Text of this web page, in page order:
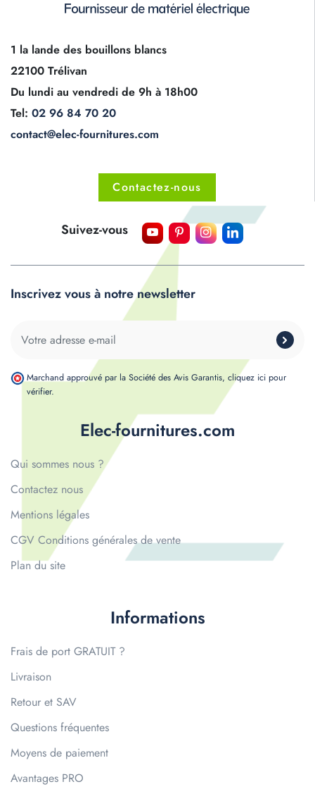
1 la lande des bouillons blancs
22100 Trélivan
Du lundi au vendredi de 9h à 18h00
Tel: 02 96 84 70 20
contact@elec-fournitures.com
Contactez-nous
Elec-fournitures.com
Qui sommes nous ?
Contactez nous
Mentions légales
CGV Conditions générales de vente
Plan du site
Informations
Frais de port GRATUIT ?
Livraison
Retour et SAV
Questions fréquentes
Moyens de paiement
Avantages PRO
Suivez-vous
Inscrivez vous à notre newsletter
Marchand approuvé par la Société des Avis Garantis, cliquez ici pour
vérifier.